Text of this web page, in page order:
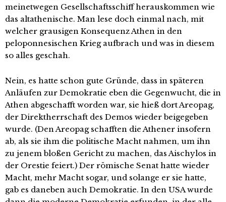
meinetwegen Gesellschaftsschiff herauskommen wie
das altathenische. Man lese doch einmal nach, mit
welcher grausigen Konsequenz Athen in den
peloponnesischen Krieg aufbrach und was in diesem
so alles geschah.
Nein, es hatte schon gute Gründe, dass in späteren
Anläufen zur Demokratie eben die Gegenwucht, die in
Athen abgeschafft worden war, sie hieß dort Areopag,
der Direktherrschaft des Demos wieder beigegeben
wurde. (Den Areopag schafften die Athener insofern
ab, als sie ihm die politische Macht nahmen, um ihn
zu jenem bloßen Gericht zu machen, das Aischylos in
der Orestie feiert.) Der römische Senat hatte wieder
Macht, mehr Macht sogar, und solange er sie hatte,
gab es daneben auch Demokratie. In den USA wurde